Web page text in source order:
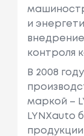
и
контроля
В 2008
маркой –
LYNXauto
продукции